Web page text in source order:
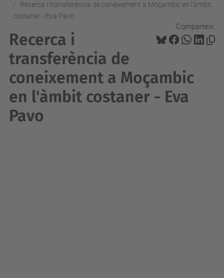
Recerca i transferència de coneixement a Moçambic en l'àmbit
costaner - Eva Pavo
Comparteix:
Recerca i
transferència de
coneixement a Moçambic
en l'àmbit costaner - Eva
Pavo